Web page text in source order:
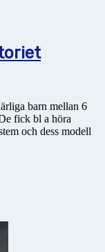
barn mellan 6
fick bl a höra
och dess modell